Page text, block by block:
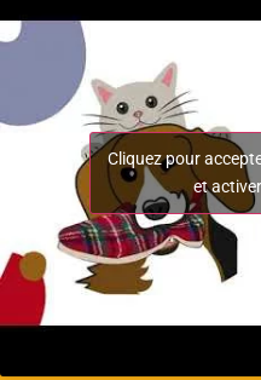
Cliquez pour
et